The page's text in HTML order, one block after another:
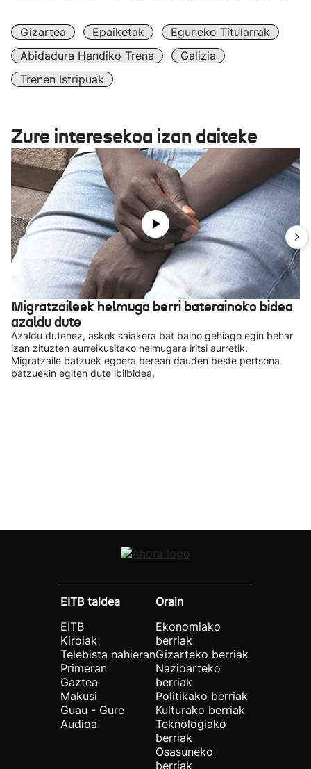
Gizartea Epaiketak
Eguneko Titularrak
Abidadura Handiko Trena
Galizia
Trenen Istripuak
Zure interesekoa izan daiteke
Migratzaileek helmuga berri baterainoko bidea
azaldu dute
Azaldu dutenez, askok saiakera bat baino gehiago egin behar
izan zituzten aurreikusitako helmugara iritsi aurretik.
Migratzaile batzuek egoera berean dauden beste pertsona
batzuekin egiten dute ibilbidea.
EITB taldea
EITB
Kirolak
Telebista nahieran
Primeran
Gaztea
Makusi
Guau - Gure
Audioa
Orain
Ekonomiako
berriak
Gizarteko berriak
Nazioarteko
berriak
Politikako berriak
Kulturako berriak
Teknologiako
berriak
Osasuneko
berriak